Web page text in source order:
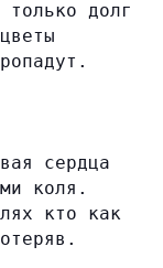
долг.
сердца
коля.
кто как